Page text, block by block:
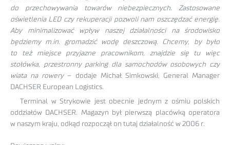
do przechowywania towarów niebezpiecznych. Zastosowane
oświetlenia LED czy rekuperacji pozwoli nam oszczędzać energię.
Aby minimalizować wpływ naszej działalności na środowisko
będziemy m.in. gromadzić wodę deszczową. Chcemy, by było
to też miejsce przyjazne pracownikom, znajdzie się tu więc
stołówka, przestronny parking dla samochodów osobowych czy
wiata na rowery– dodaje Michał Simkowski, General Manager
DACHSER European Logistics.
Terminal w Strykowie jest obecnie jednym z ośmiu polskich
oddziałów DACHSER. Magazyn był pierwszą placówką operatora
w naszym kraju, odkąd rozpoczął on tutaj działalność w 2006 r.